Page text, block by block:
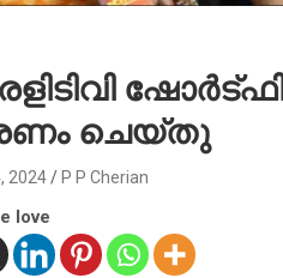
ചെയ്‌തു
2024 P P Cherian
love